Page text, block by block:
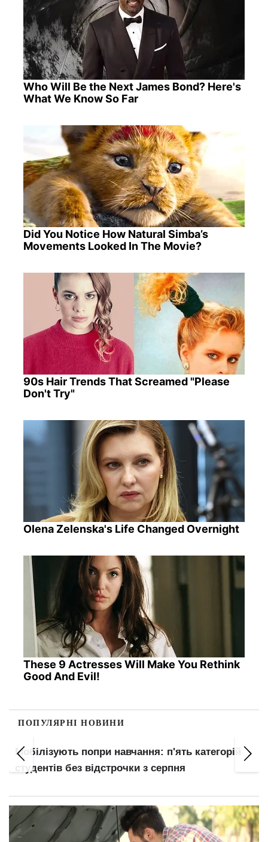
Who Will Be the Next James Bond? Here's
What We Know So Far
Did You Notice How Natural Simba’s
Movements Looked In The Movie?
90s Hair Trends That Screamed "Please
Don't Try"
Olena Zelenska's Life Changed Overnight
These 9 Actresses Will Make You Rethink
Good And Evil!
ПОПУЛЯРНІ НОВИНИ
Мобілізують попри навчання: п'ять категорій
студентів без відстрочки з серпня